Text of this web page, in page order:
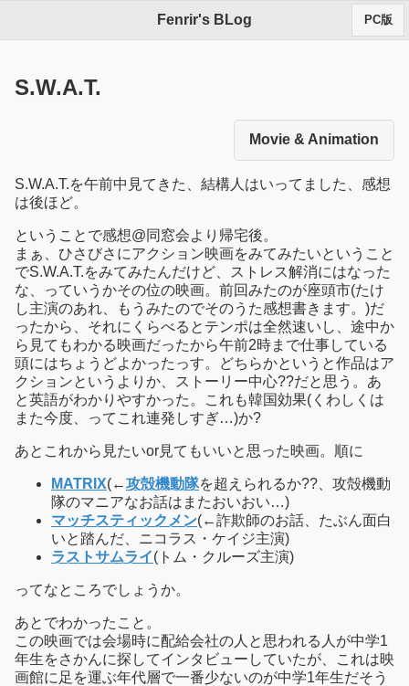
Fenrir's BLog PC版
S.W.A.T.
Movie & Animation
S.W.A.T.を午前中見てきた、結構人はいってました、感想
は後ほど。
ということで感想@同窓会より帰宅後。
まぁ、ひさびさにアクション映画をみてみたいということ
でS.W.A.T.をみてみたんだけど、ストレス解消にはなった
な、っていうかその位の映画。前回みたのが座頭市(たけ
し主演のあれ、もうみたのでそのうた感想書きます。)だ
ったから、それにくらべるとテンポは全然速いし、途中か
ら見てもわかる映画だったから午前2時まで仕事している
頭にはちょうどよかったっす。どちらかというと作品はア
クションというよりか、ストーリー中心??だと思う。あ
と英語がわかりやすかった。これも韓国効果(くわしくは
また今度、ってこれ連発しすぎ…)か?
あとこれから見たいor見てもいいと思った映画。順に
MATRIX(←攻殻機動隊を超えられるか??、攻殻機動
隊のマニアなお話はまたおいおい…)
マッチスティックメン(←詐欺師のお話、たぶん面白
いと踏んだ、ニコラス・ケイジ主演)
ラストサムライ(トム・クルーズ主演)
ってなところでしょうか。
あとでわかったこと。
この映画では会場時に配給会社の人と思われる人が中学1
年生をさかんに探してインタビューしていたが、これは映
画館に足を運ぶ年代層で一番少ないのが中学1年生だそう